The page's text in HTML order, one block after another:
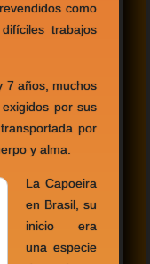
como
trabajos
7 años, muchos
por sus
por
y alma.
La Capoeira
en Brasil, su
inicio era
una especie